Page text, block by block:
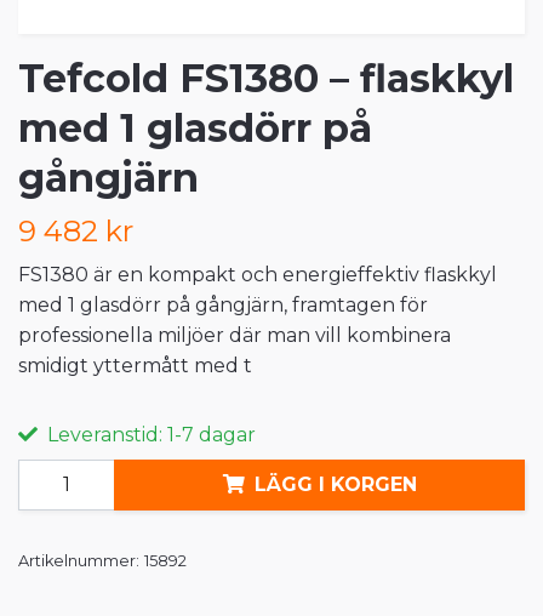
Tefcold FS1380 – flaskkyl
med 1 glasdörr på
gångjärn
9 482 kr
FS1380 är en kompakt och energieffektiv flaskkyl
med 1 glasdörr på gångjärn, framtagen för
professionella miljöer där man vill kombinera
smidigt yttermått med t
Leveranstid: 1-7 dagar
LÄGG I KORGEN
Artikelnummer: 15892